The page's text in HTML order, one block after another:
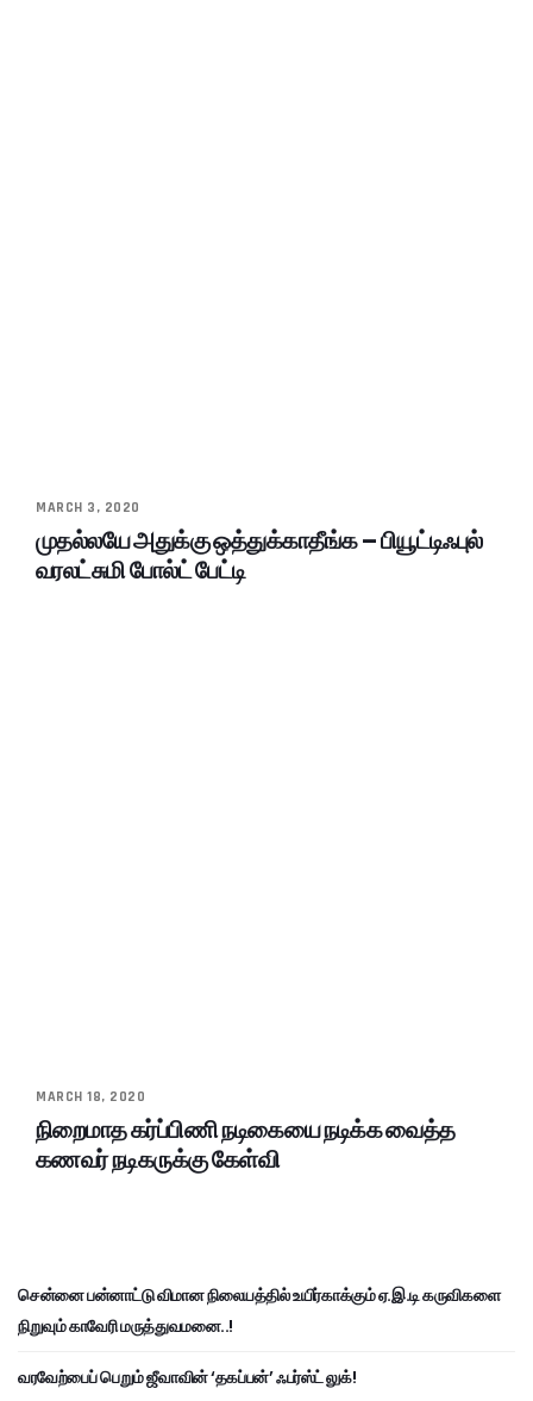
MARCH 3, 2020
முதல்லயே அதுக்கு ஒத்துக்காதீங்க – பியூட்டிஃபுல்
வரலட்சுமி போல்ட் பேட்டி
MARCH 18, 2020
நிறைமாத கர்ப்பிணி நடிகையை நடிக்க வைத்த
கணவர் நடிகருக்கு கேள்வி
சென்னை பன்னாட்டு விமான நிலையத்தில் உயிர்காக்கும் ஏ.இ.டி கருவிகளை
நிறுவும் காவேரி மருத்துவமனை..!
வரவேற்பைப் பெறும் ஜீவாவின் ‘தகப்பன்’ ஃபர்ஸ்ட் லுக்!